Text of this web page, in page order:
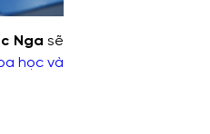
Nga sẽ
học và